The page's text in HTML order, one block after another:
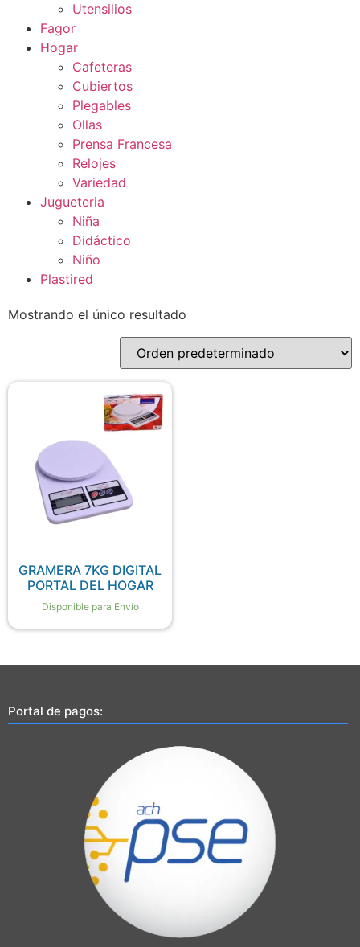
Utensilios
Fagor
Hogar
Cafeteras
Cubiertos
Plegables
Ollas
Prensa Francesa
Relojes
Variedad
Jugueteria
Niña
Didáctico
Niño
Plastired
Mostrando el único resultado
GRAMERA 7KG DIGITAL
PORTAL DEL HOGAR
Disponible para Envío
Portal de pagos: